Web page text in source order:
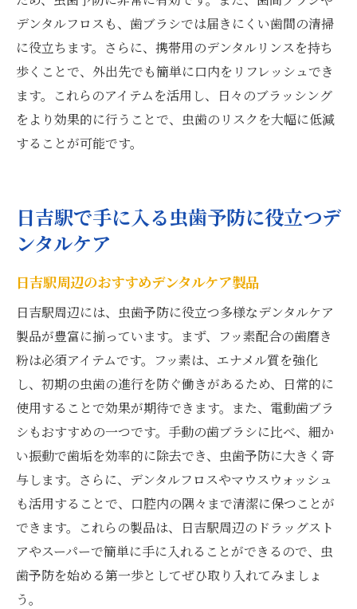
デンタルフロスも、歯ブラシでは届きにくい歯間の清掃
に役立ちます。さらに、携帯用のデンタルリンスを持ち
歩くことで、外出先でも簡単に口内をリフレッシュでき
ます。これらのアイテムを活用し、日々のブラッシング
をより効果的に行うことで、虫歯のリスクを大幅に低減
することが可能です。
日吉駅で手に入る虫歯予防に役立つデ
ンタルケア
日吉駅周辺のおすすめデンタルケア製品
日吉駅周辺には、虫歯予防に役立つ多様なデンタルケア
製品が豊富に揃っています。まず、フッ素配合の歯磨き
粉は必須アイテムです。フッ素は、エナメル質を強化
し、初期の虫歯の進行を防ぐ働きがあるため、日常的に
使用することで効果が期待できます。また、電動歯ブラ
シもおすすめの一つです。手動の歯ブラシに比べ、細か
い振動で歯垢を効率的に除去でき、虫歯予防に大きく寄
与します。さらに、デンタルフロスやマウスウォッシュ
も活用することで、口腔内の隅々まで清潔に保つことが
できます。これらの製品は、日吉駅周辺のドラッグスト
アやスーパーで簡単に手に入れることができるので、虫
歯予防を始める第一歩としてぜひ取り入れてみましょ
う。